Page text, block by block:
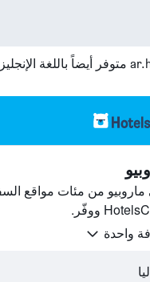
متوفر أيضاً باللغة
من مئات مواقع